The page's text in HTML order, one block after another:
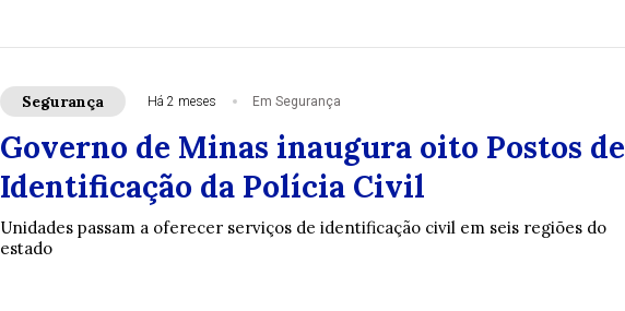
Segurança Há 2 meses Em Segurança
Governo de Minas inaugura oito Postos de
Identificação da Polícia Civil
Unidades passam a oferecer serviços de identificação civil em seis regiões do
estado